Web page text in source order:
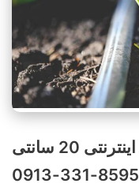
نوار آبیاری بومهن خرید اینترنتی 20 سانتی
8595-331-0913